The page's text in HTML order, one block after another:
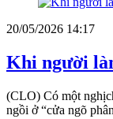
20/05/2026 14:17
Khi người
(CLO) Có một
ngồi ở “cửa ngõ